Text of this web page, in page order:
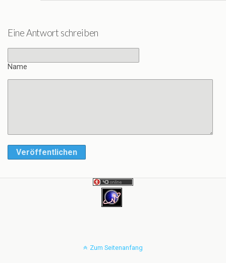
Eine Antwort schreiben
Name
Veröffentlichen
Zum Seitenanfang